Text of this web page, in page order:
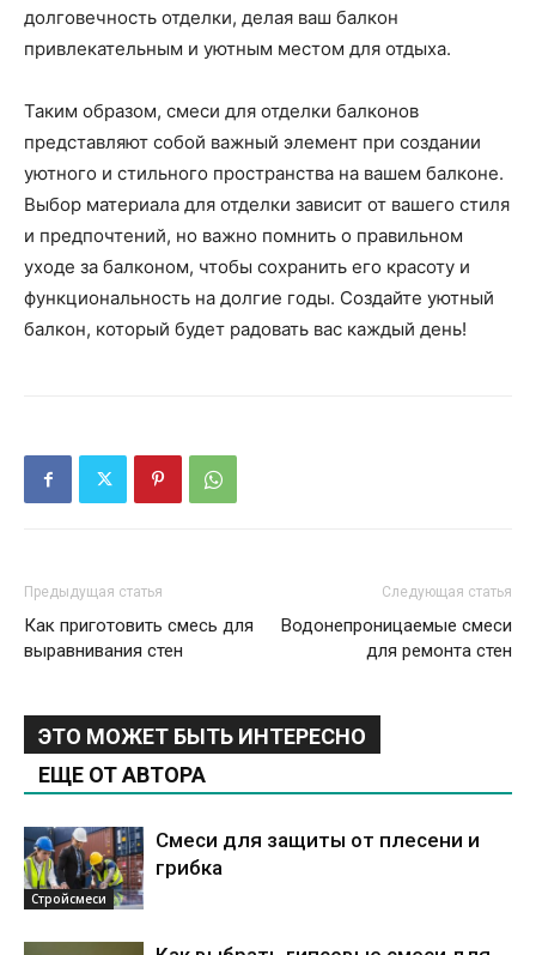
долговечность отделки, делая ваш балкон
привлекательным и уютным местом для отдыха.
Таким образом, смеси для отделки балконов
представляют собой важный элемент при создании
уютного и стильного пространства на вашем балконе.
Выбор материала для отделки зависит от вашего стиля
и предпочтений, но важно помнить о правильном
уходе за балконом, чтобы сохранить его красоту и
функциональность на долгие годы. Создайте уютный
балкон, который будет радовать вас каждый день!
Предыдущая статья
Как приготовить смесь для
выравнивания стен
Следующая статья
Водонепроницаемые смеси
для ремонта стен
ЭТО МОЖЕТ БЫТЬ ИНТЕРЕСНО
ЕЩЕ ОТ АВТОРА
Стройсмеси
Смеси для защиты от плесени и
грибка